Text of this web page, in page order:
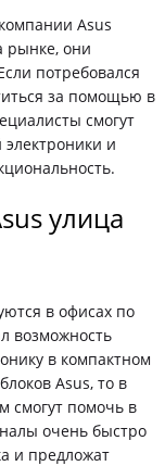
Asus
рынке, они
потребовался
за помощью в
смогут
электроники и
улица
в офисах по
возможность
в компактном
Asus, то в
смогут помочь в
очень быстро
и предложат